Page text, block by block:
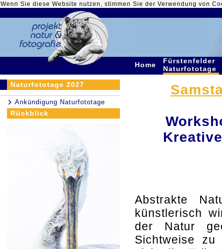
Wenn Sie diese Website nutzen, stimmen Sie der Verwendung von
Home
Fürstenfelder
Naturfototage
Naturfototage 2027
Ankündigung Naturfototage
Rückblick
Abstrakte
künstlerisch
der Natur
Sichtweise zu